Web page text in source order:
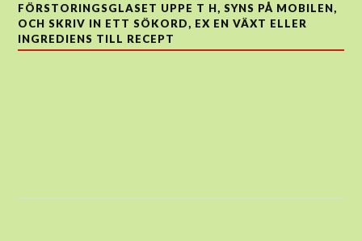
FÖRSTORINGSGLASET UPPE T H, SYNS PÅ MOBILEN,
OCH SKRIV IN ETT SÖKORD, EX EN VÄXT ELLER
INGREDIENS TILL RECEPT